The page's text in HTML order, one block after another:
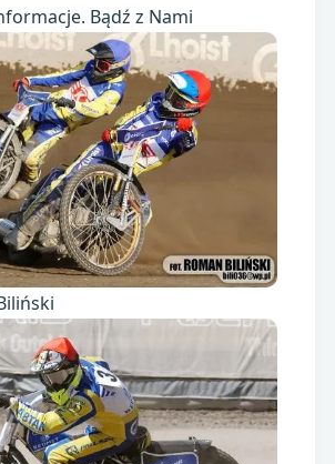
Bądź z Nami